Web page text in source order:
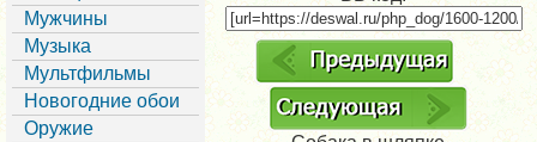
Мужчины
Музыка
Мультфильмы
Новогодние обои
Оружие